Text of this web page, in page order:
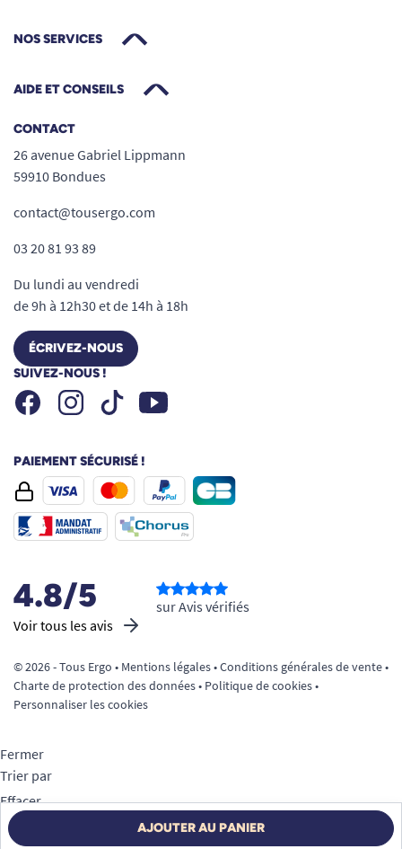
NOS SERVICES
AIDE ET CONSEILS
CONTACT
26 avenue Gabriel Lippmann
59910 Bondues
contact@tousergo.com
03 20 81 93 89
Du lundi au vendredi
de 9h à 12h30 et de 14h à 18h
ÉCRIVEZ-NOUS
SUIVEZ-NOUS !
FacebookInstagramTiktok Youtube
PAIEMENT SÉCURISÉ !
4.8/5
Voir tous les avis
sur Avis vérifiés
© 2026 - Tous Ergo • Mentions légales•Conditions générales de vente•
Charte de protection des données• Politique de cookies•
Personnaliser les cookies
AJOUTER AU PANIER
Fermer
Trier par
Effacer
Appliquer
Filtrer